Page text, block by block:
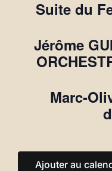
Suite du
Jérôme
Marc-
Ajouter au